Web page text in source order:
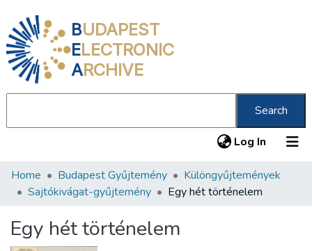
BUDAPEST
ELECTRONIC
ARCHIVE
Search
Log In (current)
Communities & Collections
Statistics
Home Budapest Gyűjtemény
Különgyűjtemények
Sajtókivágat-gyűjtemény
Egy hét történelem
Egy hét történelem